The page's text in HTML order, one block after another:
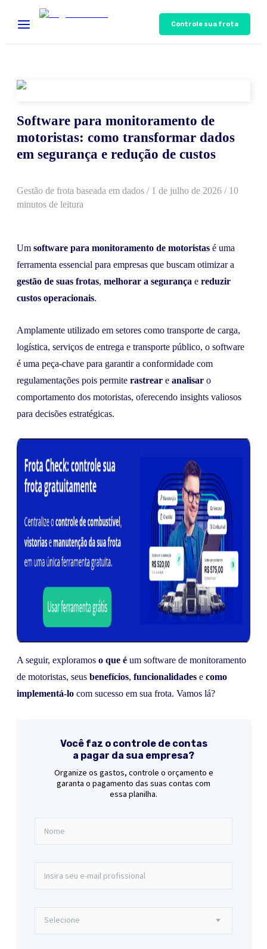
Controle sua frota
Software para monitoramento de
motoristas: como transformar dados
em segurança e redução de custos
Gestão de frota baseada em dados / 1 de julho de 2026 / 10
minutos de leitura
Um software para monitoramento de motoristas é uma
ferramenta essencial para empresas que buscam otimizar a
gestão de suas frotas, melhorar a segurança e reduzir
custos operacionais.
Amplamente utilizado em setores como transporte de carga,
logística, serviços de entrega e transporte público, o software
é uma peça-chave para garantir a conformidade com
regulamentações pois permite rastrear e analisar o
comportamento dos motoristas, oferecendo insights valiosos
para decisões estratégicas.
A seguir, exploramos o que é um software de monitoramento
de motoristas, seus benefícios, funcionalidades e como
implementá-lo com sucesso em sua frota. Vamos lá?
Você faz o controle de contas
a pagar da sua empresa?
Organize os gastos, controle o orçamento e
garanta o pagamento das suas contas com
essa planilha.